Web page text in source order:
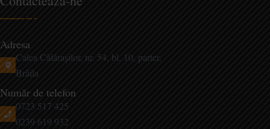
Adresa
Calea Călărașilor, nr. 54, bl. 10, parter,
Brăila
Număr de telefon
‭0723 517 425‬
0239 619 932